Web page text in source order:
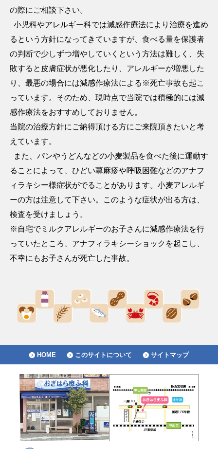
の際にご相談下さい。
小児科やアレルギー科では減感作療法により治療を進め
るという方針になってきていますが、食べる量を保護者
の判断で少しずつ増やしていくという方法は難しく、失
敗すると皮膚症状が悪化したり、アレルギーが増悪した
り、最悪の場合には減感作療法による※死亡事故も起こ
っています。そのため、現時点で当院では積極的には減
感作療法をおすすめしておりません。
当院の治療方針にご納得頂ける方にご来院頂きたいと考
えています。
また、パンやうどんなどの小麦製品を食べた後に運動す
ることによって、ひどい蕁麻疹や呼吸困難などのアナフ
ィラキシー様症状がでることがあります。小麦アレルギ
ーの方は注意して下さい。このような症状が出る方は、
検査を受けましょう。
※自宅でミルクアレルギーのお子さんに減感作療法を行
っていたところ、アナフィラキシーショックを起こし、
不幸にもお子さんが死亡した事故。
HOME このサイトについて サイトマップ